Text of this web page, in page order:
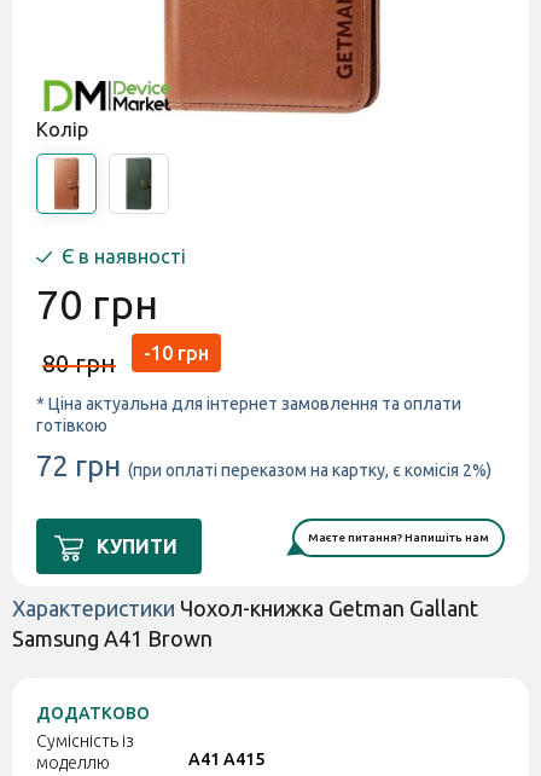
Колір
Є в наявності
70 грн
80 грн -10 грн
* Ціна актуальна для інтернет замовлення та оплати
готівкою
72 грн (при оплаті переказом на картку, є комісія 2%)
КУПИТИ Маєте питання? Напишіть нам
Характеристики Чохол-книжка Getman Gallant
Samsung A41 Brown
ДОДАТКОВО
Сумісність із
моделлю
A41 A415